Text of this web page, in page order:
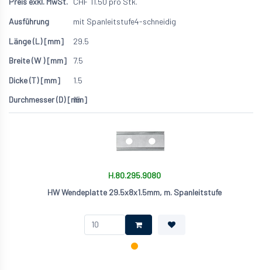
mit Spanleitstufe4-schneidig
29.5
7.5
1.5
15
H.80.295.9080
HW Wendeplatte 29.5x8x1.5mm, m. Spanleitstufe